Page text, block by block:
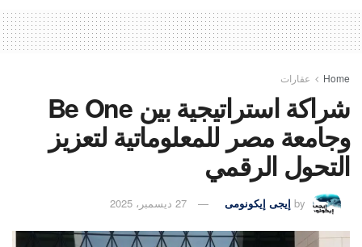
Home عقارات
شراكة استراتيجية بين Be One
وجامعة مصر للمعلوماتية لتعزيز
التحول الرقمي
by إيجى إيكونومى 27 ديسمبر، 2025